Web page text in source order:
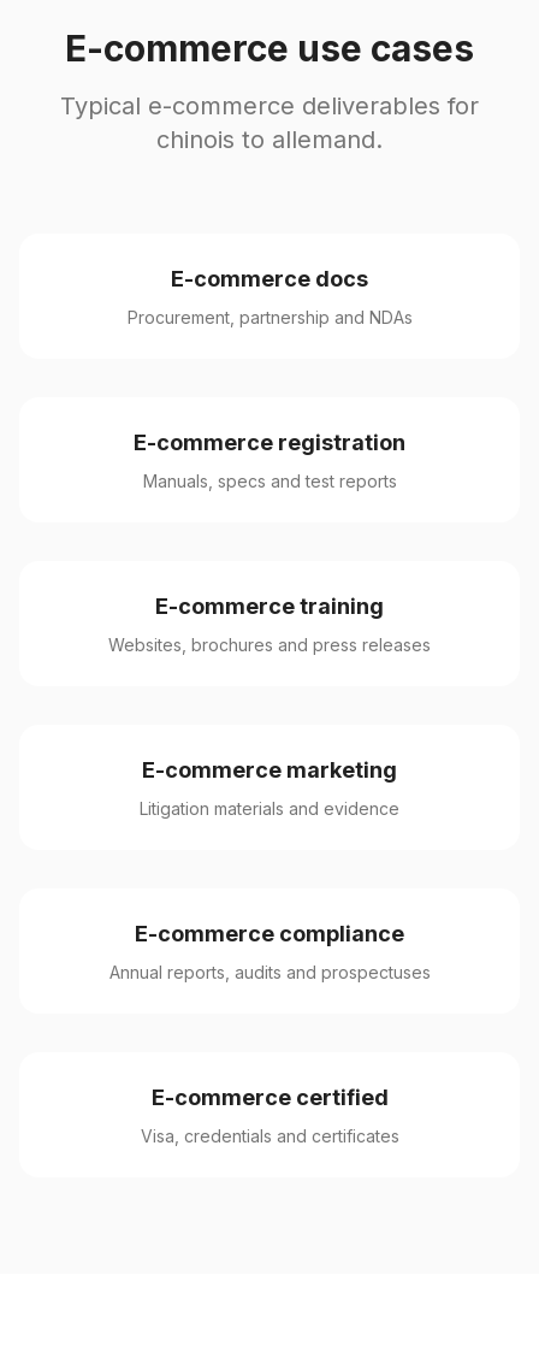
E-commerce use cases
Typical e-commerce deliverables for
chinois to allemand.
E-commerce docs
Procurement, partnership and NDAs
E-commerce registration
Manuals, specs and test reports
E-commerce training
Websites, brochures and press releases
E-commerce marketing
Litigation materials and evidence
E-commerce compliance
Annual reports, audits and prospectuses
E-commerce certified
Visa, credentials and certificates